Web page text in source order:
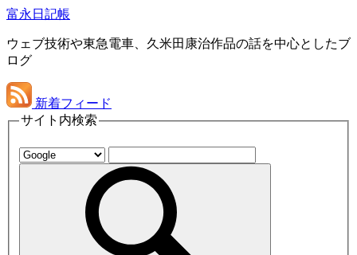
富永日記帳
ウェブ技術や東急電車、久米田康治作品の話を中心としたブ
ログ
新着フィード
サイト内検索